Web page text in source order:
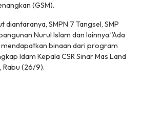
(GSM).
diantaranya, SMPN 7 Tangsel, SMP
Nurul Islam dan lainnya.”Ada
binaan dari program
Idam Kepala CSR Sinar Mas Land
Rabu (26/9).